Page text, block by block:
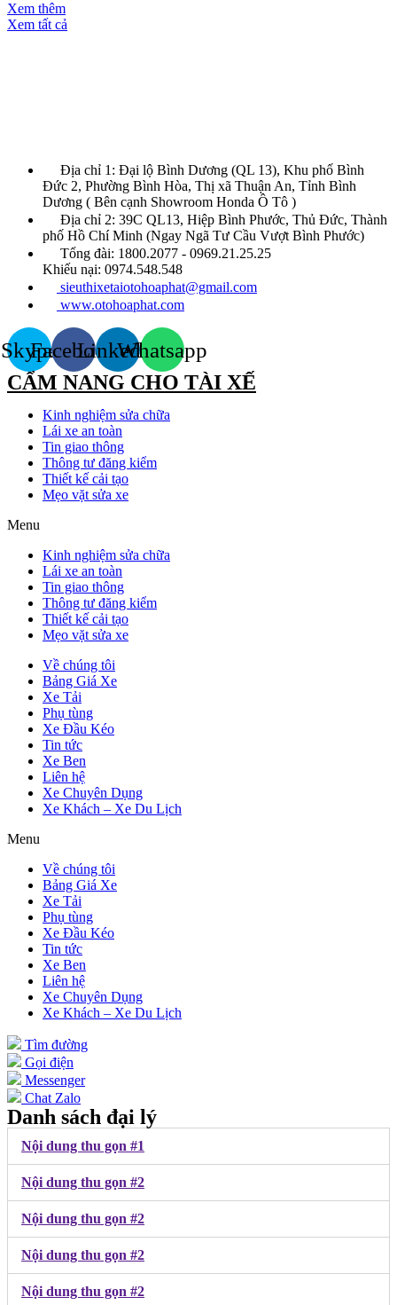
Xem thêm
Xem tất cả
Địa chỉ 1: Đại lộ Bình Dương (QL 13), Khu phố Bình
Đức 2, Phường Bình Hòa, Thị xã Thuận An, Tỉnh Bình
Dương ( Bên cạnh Showroom Honda Ô Tô )
Địa chỉ 2: 39C QL13, Hiệp Bình Phước, Thủ Đức, Thành
phố Hồ Chí Minh (Ngay Ngã Tư Cầu Vượt Bình Phước)
Tổng đài: 1800.2077 - 0969.21.25.25
Khiếu nại: 0974.548.548
sieuthixetaiotohoaphat@gmail.com
www.otohoaphat.com
SkypeFacebookLinkedinWhatsapp
CẨM NANG CHO TÀI XẾ
Kinh nghiệm sửa chữa
Lái xe an toàn
Tin giao thông
Thông tư đăng kiểm
Thiết kế cải tạo
Mẹo vặt sửa xe
Menu
Kinh nghiệm sửa chữa
Lái xe an toàn
Tin giao thông
Thông tư đăng kiểm
Thiết kế cải tạo
Mẹo vặt sửa xe
Về chúng tôi
Bảng Giá Xe
Xe Tải
Phụ tùng
Xe Đầu Kéo
Tin tức
Xe Ben
Liên hệ
Xe Chuyên Dụng
Xe Khách – Xe Du Lịch
Menu
Về chúng tôi
Bảng Giá Xe
Xe Tải
Phụ tùng
Xe Đầu Kéo
Tin tức
Xe Ben
Liên hệ
Xe Chuyên Dụng
Xe Khách – Xe Du Lịch
Tìm đường
Gọi điện
Messenger
Chat Zalo
Danh sách đại lý
Nội dung thu gọn #1
Nội dung thu gọn #2
Nội dung thu gọn #2
Nội dung thu gọn #2
Nội dung thu gọn #2